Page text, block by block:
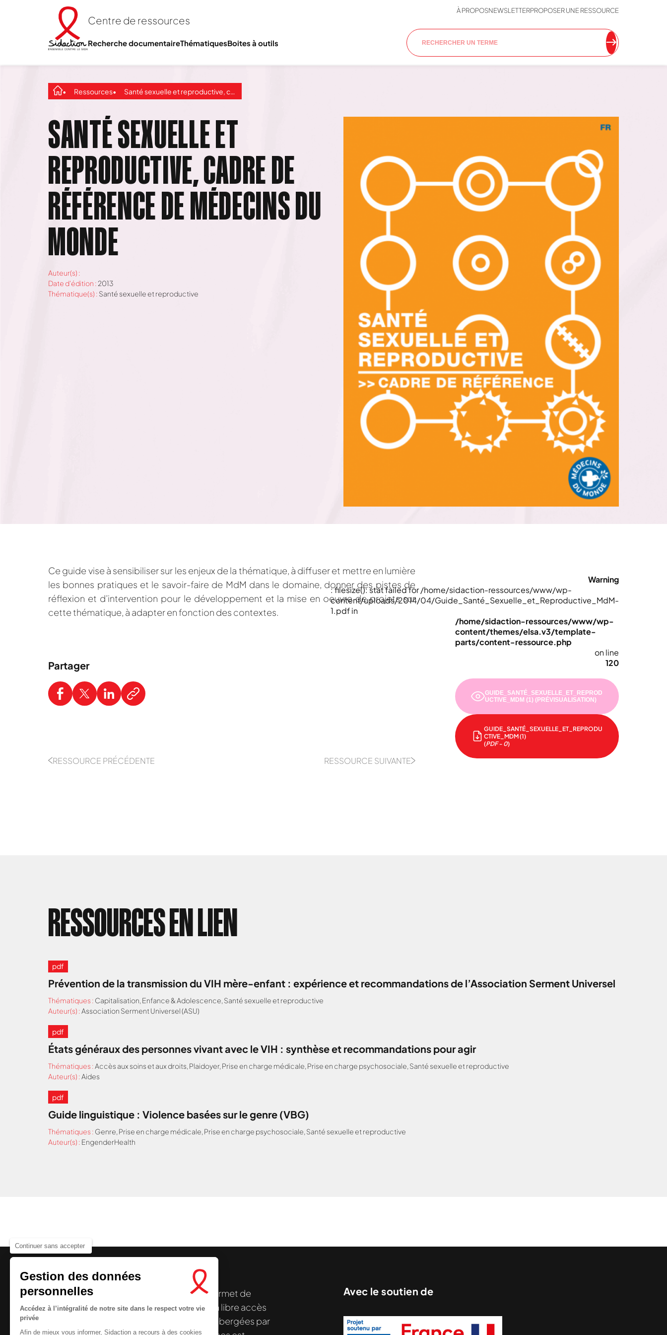
Continuer sans accepter
Gestion des données
personnelles
Accédez à l’intégralité de notre site dans le respect votre vie
privée
Afin de mieux vous informer, Sidaction a recours à des cookies
Centre de ressources
À PROPOSNEWSLETTERPROPOSER UNE RESSOURCE
Recherche documentaireThématiquesBoites à outils
Ressources Santé sexuelle et reproductive, cadre de référence de Médecins du Monde
SANTÉ SEXUELLE ET
REPRODUCTIVE, CADRE DE
RÉFÉRENCE DE MÉDECINS DU
MONDE
Auteur(s) :
Date d'édition : 2013
Thématique(s) : Santé sexuelle et reproductive
Ce guide vise à sensibiliser sur les enjeux de la thématique, à diffuser et mettre en lumière
les bonnes pratiques et le savoir-faire de MdM dans le domaine, donner des pistes de
réflexion et d’intervention pour le développement et la mise en oeuvre de projets sur
cette thématique, à adapter en fonction des contextes.
Partager
RESSOURCE PRÉCÉDENTE RESSOURCE SUIVANTE
Warning
: filesize(): stat failed for /home/sidaction-ressources/www/wp-
content/uploads/2014/04/Guide_Santé_Sexuelle_et_Reproductive_MdM-
1.pdf in
/home/sidaction-ressources/www/wp-
content/themes/elsa.v3/template-
parts/content-ressource.php
on line
120
GUIDE_SANTÉ_SEXUELLE_ET_REPROD
UCTIVE_MDM (1) (PRÉVISUALISATION)
GUIDE_SANTÉ_SEXUELLE_ET_REPRODU
CTIVE_MDM (1)
(PDF - 0)
RESSOURCES EN LIEN
pdf
Prévention de la transmission du VIH mère-enfant : expérience et recommandations de l’Association Serment Universel
Thématiques : Capitalisation, Enfance & Adolescence, Santé sexuelle et reproductive
Auteur(s) :Association Serment Universel (ASU)
pdf
États généraux des personnes vivant avec le VIH : synthèse et recommandations pour agir
Thématiques :Accès aux soins et aux droits, Plaidoyer, Prise en charge médicale, Prise en charge psychosociale, Santé sexuelle et reproductive
Auteur(s) :Aides
pdf
Guide linguistique : Violence basées sur le genre (VBG)
Thématiques : Genre, Prise en charge médicale, Prise en charge psychosociale, Santé sexuelle et reproductive
Auteur(s) : EngenderHealth
Le centre de ressources de Sidactionpermet de
disposer de ressources francophones en libre accès
. À l’origine, hébergées par
Avec le soutien de